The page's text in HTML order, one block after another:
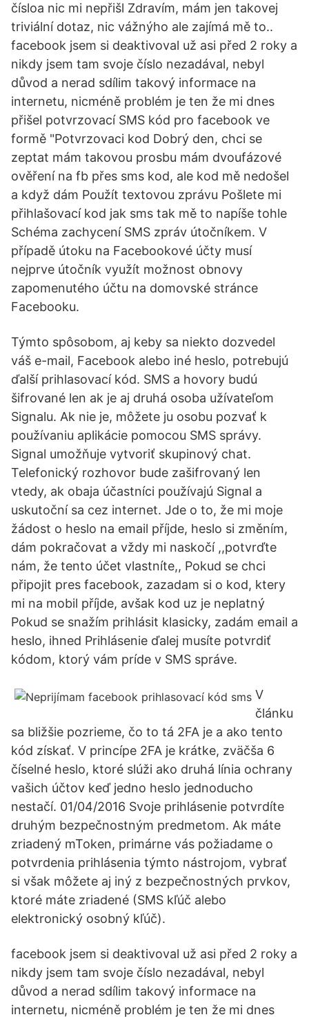
čísloa nic mi nepřišl Zdravím, mám jen takovej
triviální dotaz, nic vážnýho ale zajímá mě to..
facebook jsem si deaktivoval už asi před 2 roky a
nikdy jsem tam svoje číslo nezadával, nebyl
důvod a nerad sdílim takový informace na
internetu, nicméně problém je ten že mi dnes
přišel potvrzovací SMS kód pro facebook ve
formě "Potvrzovaci kod Dobrý den, chci se
zeptat mám takovou prosbu mám dvoufázové
ověření na fb přes sms kod, ale kod mě nedošel
a když dám Použít textovou zprávu Pošlete mi
přihlašovací kod jak sms tak mě to napíše tohle
Schéma zachycení SMS zpráv útočníkem. V
případě útoku na Facebookové účty musí
nejprve útočník využít možnost obnovy
zapomenutého účtu na domovské stránce
Facebooku.
Týmto spôsobom, aj keby sa niekto dozvedel
váš e-mail, Facebook alebo iné heslo, potrebujú
ďalší prihlasovací kód. SMS a hovory budú
šifrované len ak je aj druhá osoba užívateľom
Signalu. Ak nie je, môžete ju osobu pozvať k
používaniu aplikácie pomocou SMS správy.
Signal umožňuje vytvoriť skupinový chat.
Telefonický rozhovor bude zašifrovaný len
vtedy, ak obaja účastníci používajú Signal a
uskutoční sa cez internet. Jde o to, že mi moje
žádost o heslo na email příjde, heslo si změním,
dám pokračovat a vždy mi naskočí ,,potvrďte
nám, že tento účet vlastníte,, Pokud se chci
připojit pres facebook, zazadam si o kod, ktery
mi na mobil příjde, avšak kod uz je neplatný
Pokud se snažím prihlásit klasicky, zadám email a
heslo, ihned Prihlásenie ďalej musíte potvrdiť
kódom, ktorý vám príde v SMS správe.
V
článku
sa bližšie pozrieme, čo to tá 2FA je a ako tento
kód získať. V princípe 2FA je krátke, zväčša 6
číselné heslo, ktoré slúži ako druhá línia ochrany
vašich účtov keď jedno heslo jednoducho
nestačí. 01/04/2016 Svoje prihlásenie potvrdíte
druhým bezpečnostným predmetom. Ak máte
zriadený mToken, primárne vás požiadame o
potvrdenia prihlásenia týmto nástrojom, vybrať
si však môžete aj iný z bezpečnostných prvkov,
ktoré máte zriadené (SMS kľúč alebo
elektronický osobný kľúč).
facebook jsem si deaktivoval už asi před 2 roky a
nikdy jsem tam svoje číslo nezadával, nebyl
důvod a nerad sdílim takový informace na
internetu, nicméně problém je ten že mi dnes